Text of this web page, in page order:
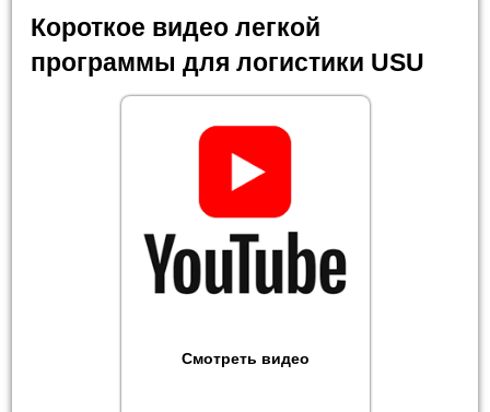
Короткое видео легкой
программы для логистики USU
Смотреть видео